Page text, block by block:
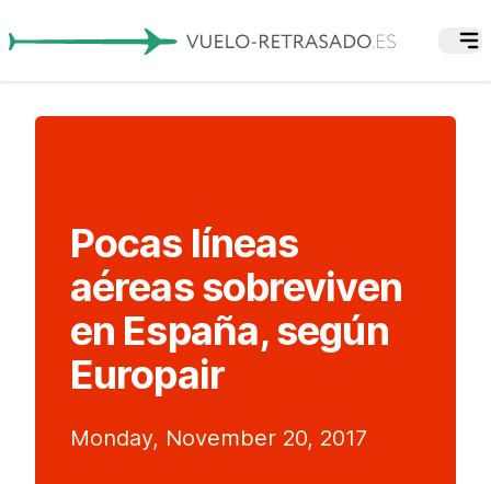
Pocas líneas
aéreas sobreviven
en España, según
Europair
Monday, November 20, 2017